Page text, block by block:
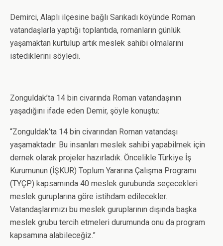
Demirci, Alaplı ilçesine bağlı Sarıkadı köyünde Roman
vatandaşlarla yaptığı toplantıda, romanların günlük
yaşamaktan kurtulup artık meslek sahibi olmalarını
istediklerini söyledi.
Zonguldak’ta 14 bin civarında Roman vatandaşının
yaşadığını ifade eden Demir, şöyle konuştu:
“Zonguldak’ta 14 bin civarından Roman vatandaşı
yaşamaktadır. Bu insanları meslek sahibi yapabilmek için
dernek olarak projeler hazırladık. Öncelikle Türkiye İş
Kurumunun (İŞKUR) Toplum Yararına Çalışma Programı
(TYÇP) kapsamında 40 meslek gurubunda seçecekleri
meslek guruplarına göre istihdam edilecekler.
Vatandaşlarımızı bu meslek guruplarının dışında başka
meslek grubu tercih etmeleri durumunda onu da program
kapsamına alabileceğiz.”